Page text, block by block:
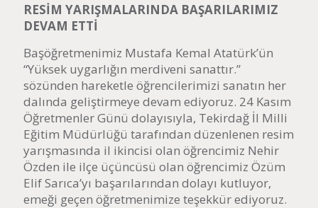
RESİM YARIŞMALARINDA BAŞARILARIMIZ
DEVAM ETTİ
Başöğretmenimiz Mustafa Kemal Atatürk’ün
“Yüksek uygarlığın merdiveni sanattır.”
sözünden hareketle öğrencilerimizi sanatın her
dalında geliştirmeye devam ediyoruz. 24 Kasım
Öğretmenler Günü dolayısıyla, Tekirdağ İl Milli
Eğitim Müdürlüğü tarafından düzenlenen resim
yarışmasında il ikincisi olan öğrencimiz Nehir
Özden ile ilçe üçüncüsü olan öğrencimiz Özüm
Elif Sarıca’yı başarılarından dolayı kutluyor,
emeği geçen öğretmenimize teşekkür ediyoruz.